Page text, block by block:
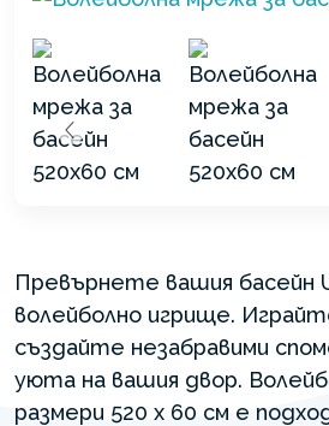
Превърнете вашия басейн
волейболно игрище.
създайте незабравими
уюта на вашия двор.
размери 520 x 60 см е